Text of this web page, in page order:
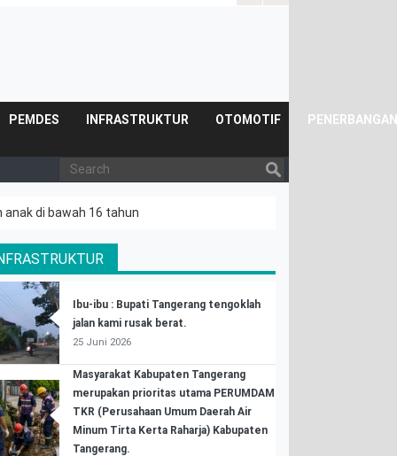
PEMDES INFRASTRUKTUR OTOMOTIF PENERBANGAN
di bawah 16 tahun
Ibu-ibu : Bupati Tangerang tengoklah
jalan kami rusak berat.
25 Juni 2026
Masyarakat Kabupaten Tangerang
merupakan prioritas utama PERUMDAM
TKR (Perusahaan Umum Daerah Air
Minum Tirta Kerta Raharja) Kabupaten
Tangerang.